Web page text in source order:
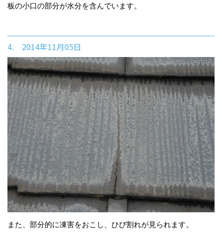
板の小口の部分が水分を含んでいます。
4. 2014年11月05日
また、部分的に凍害をおこし、ひび割れが見られます。